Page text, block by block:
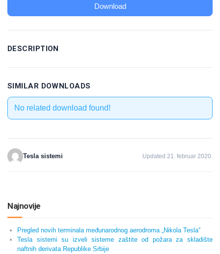
Download
DESCRIPTION
SIMILAR DOWNLOADS
No related download found!
Tesla sistemi Updated 21. februar 2020.
Najnovije
Pregled novih terminala međunarodnog aerodroma „Nikola Tesla“
Tesla sistemi su izveli sisteme zaštite od požara za skladište
naftnih derivata Republike Srbije